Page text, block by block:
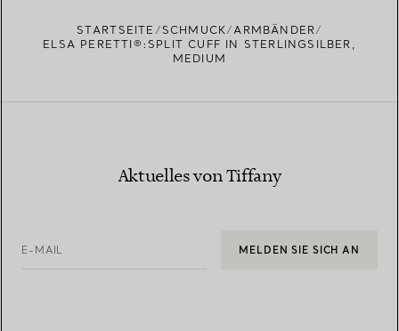
STARTSEITE SCHMUCK
ARMBÄNDER
ELSA PERETTI®:SPLIT CUFF IN STERLINGSILBER,
MEDIUM
Aktuelles von Tiffany
E-MAIL MELDEN SIE SICH AN